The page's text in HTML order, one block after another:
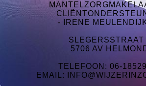
- IRENE
SLEGERSSTRAAT
5706 AV
TELEFOON: 06-
EMAIL: